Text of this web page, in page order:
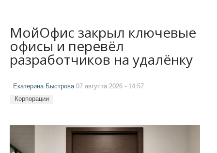
МойОфис закрыл ключевые
офисы и перевёл
разработчиков на удалёнку
Екатерина Быстрова07 августа 2026 - 14:57
Корпорации